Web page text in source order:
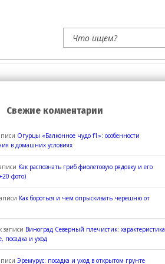
Свежие комментарии
Огурцы «Балконное чудо f1»: особенности
в домашних условиях
Как распознать гриб фиолетовую рядовку и его
фото)
Как бороться и чем опрыскивать черешню от
записи Виноград Северный плечистик: характеристика
посадка и уход
Эремурус: посадка и уход в открытом грунте